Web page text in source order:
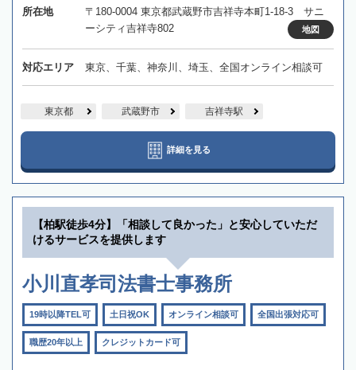
所在地
〒180-0004 東京都武蔵野市吉祥寺本町1-18-3 サニ
ーシティ吉祥寺802
地図
対応エリア 東京、千葉、神奈川、埼玉、全国オンライン相談可
東京都 武蔵野市 吉祥寺駅
詳細を見る
【柏駅徒歩4分】「相談して良かった」と安心していただ
けるサービスを提供します
小川直孝司法書士事務所
19時以降TEL可 土日祝OK オンライン相談可 全国出張対応可
職歴20年以上 クレジットカード可